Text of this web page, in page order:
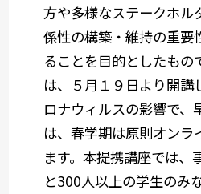
方や多様なステークホル
係性の構築・維持の重要
ることを目的としたもの
は、５月１９日より開講
ロナウィルスの影響で、
は、春学期は原則オンラ
ます。本提携講座では、
と300人以上の学生のみ